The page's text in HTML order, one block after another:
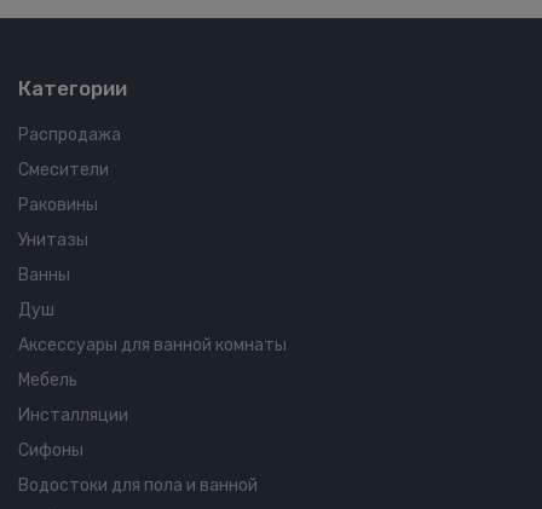
Категории
Распродажа
Смесители
Раковины
Унитазы
Ванны
Душ
Аксессуары для ванной комнаты
Мебель
Инсталляции
Сифоны
Водостоки для пола и ванной